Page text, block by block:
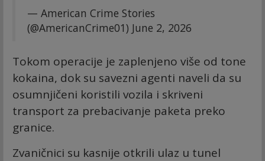
— American Crime Stories
(@AmericanCrime01) June 2, 2026
Tokom operacije je zaplenjeno više od tone
kokaina, dok su savezni agenti naveli da su
osumnjičeni koristili vozila i skriveni
transport za prebacivanje paketa preko
granice.
Zvaničnici su kasnije otkrili ulaz u tunel